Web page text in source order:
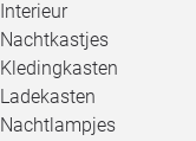
Interieur
Nachtkastjes
Kledingkasten
Ladekasten
Nachtlampjes